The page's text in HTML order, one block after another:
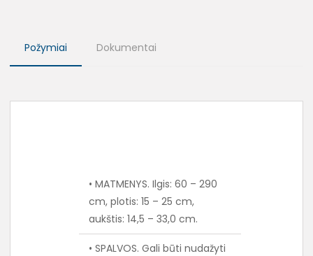
Požymiai Dokumentai
• MATMENYS. Ilgis: 60 – 290
cm, plotis: 15 – 25 cm,
aukštis: 14,5 – 33,0 cm.
• SPALVOS. Gali būti nudažyti